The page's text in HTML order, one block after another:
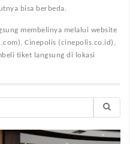
bisa berbeda.
membelinya melalui website
Cinepolis (cinepolis.co.id),
tiket langsung di lokasi